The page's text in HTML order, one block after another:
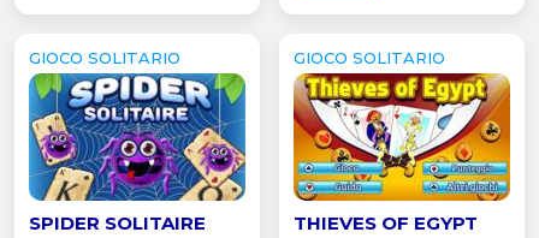
GIOCO SOLITARIO
SPIDER SOLITAIRE
GIOCO SOLITARIO
THIEVES OF EGYPT